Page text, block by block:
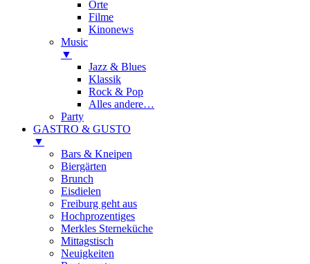
Orte
Filme
Kinonews
Music
▼
Jazz & Blues
Klassik
Rock & Pop
Alles andere…
Party
GASTRO & GUSTO
▼
Bars & Kneipen
Biergärten
Brunch
Eisdielen
Freiburg geht aus
Hochprozentiges
Merkles Sterneküche
Mittagstisch
Neuigkeiten